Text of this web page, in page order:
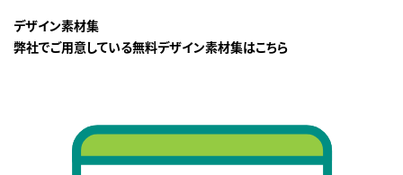
デザイン素材集
弊社でご用意している無料デザイン素材集はこちら